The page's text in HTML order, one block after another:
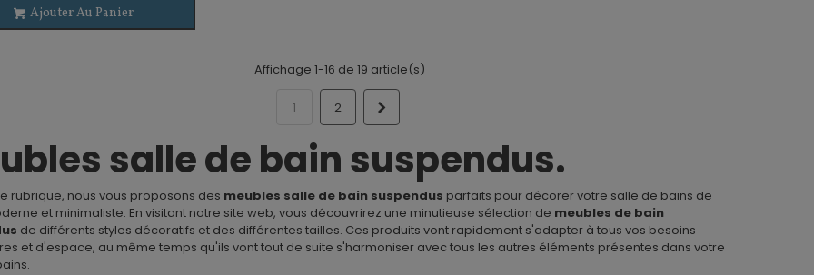
Ajouter Au Panier
Affichage 1-16 de 19 article(s)
1 2
salle de bain suspendus.
rubrique, nous vous proposons des meubles salle de bain suspendus parfaits pour décorer votre salle de bains de
et minimaliste. En visitant notre site web, vous découvrirez une minutieuse sélection de meubles de bain
de différents styles décoratifs et des différentes tailles. Ces produits vont rapidement s'adapter à tous vos besoins
et d'espace, au même temps qu'ils vont tout de suite s'harmoniser avec tous les autres éléments présentes dans votre